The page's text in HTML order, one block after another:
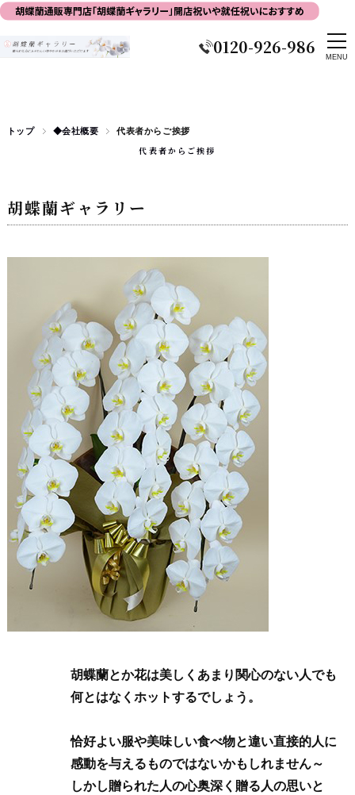
0120-926-986
トップ ◆会社概要 代表者からご挨拶
代表者からご挨拶
胡蝶蘭ギャラリー
胡蝶蘭とか花は美しくあまり関心のない人でも
何とはなくホットするでしょう。
恰好よい服や美味しい食べ物と違い直接的人に
感動を与えるものではないかもしれません～
しかし贈られた人の心奥深く贈る人の思いと